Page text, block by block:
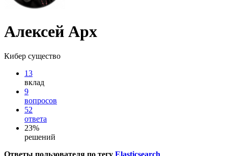
Алексей Арх
Кибер существо
13
вклад
9
вопросов
52
ответа
23%
решений